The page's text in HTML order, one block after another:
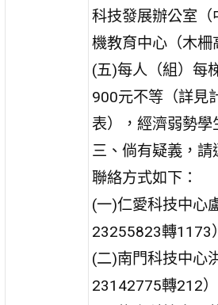
科技發展辦公室
機教育中心（木柵
(五)每人（組）每
900元不等（詳見
表），經濟弱勢學
三、倘有疑義，請
聯絡方式如下：
(一)仁愛科技中心
23255823轉1173
(二)南門科技中心
23142775轉212）